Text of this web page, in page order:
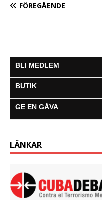
FÖREGÅENDE
BLI MEDLEM
BUTIK
GE EN GÅVA
LÄNKAR